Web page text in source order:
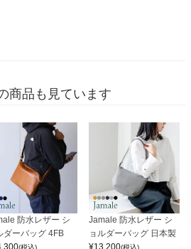
商品も見ています
防水レザー シ
ダーバッグ 4FB
(税込)
Jamale 防水レザー シ
ョルダーバッグ 日本製
¥13,200(税込)